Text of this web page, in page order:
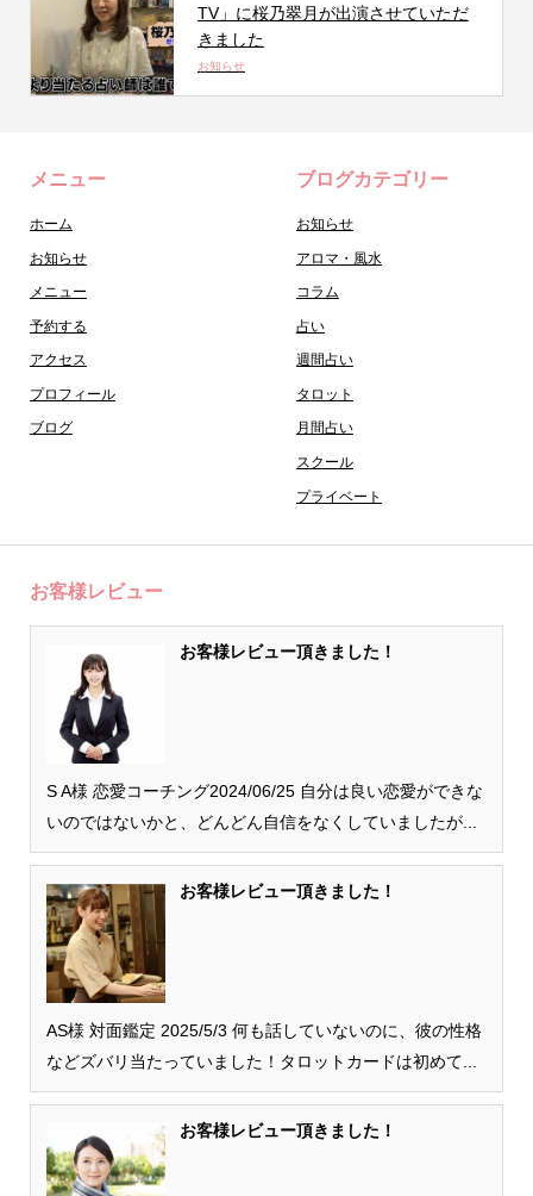
TV」に桜乃翠月が出演させていただ
きました
お知らせ
メニュー
ホーム
お知らせ
メニュー
予約する
アクセス
プロフィール
ブログ
ブログカテゴリー
お知らせ
アロマ・風水
コラム
占い
週間占い
タロット
月間占い
スクール
プライベート
お客様レビュー
お客様レビュー頂きました！
S A様 恋愛コーチング2024/06/25 自分は良い恋愛ができな
いのではないかと、どんどん自信をなくしていましたが...
お客様レビュー頂きました！
AS様 対面鑑定 2025/5/3 何も話していないのに、彼の性格
などズバリ当たっていました！タロットカードは初めて...
お客様レビュー頂きました！